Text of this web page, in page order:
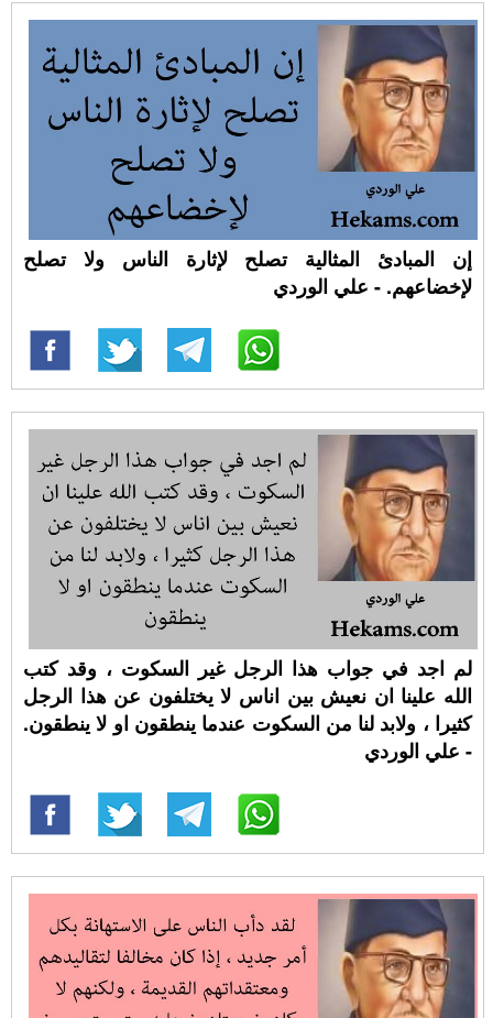
إن المبادئ المثالية تصلح لإثارة الناس ولا تصلح
لإخضاعهم. - علي الوردي
لم اجد في جواب هذا الرجل غير السكوت ، وقد كتب
الله علينا ان نعيش بين اناس لا يختلفون عن هذا الرجل
كثيرا ، ولابد لنا من السكوت عندما ينطقون او لا ينطقون.
- علي الوردي